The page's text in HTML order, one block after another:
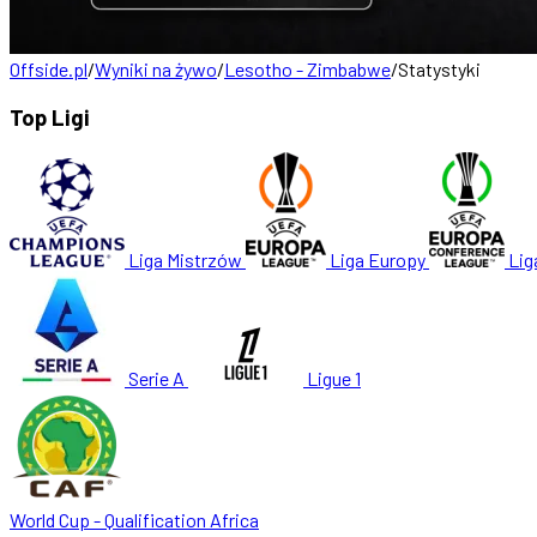
Offside.pl/Wyniki na żywo/Lesotho - Zimbabwe/Statystyki
Top Ligi
Liga Mistrzów Liga Europy
Serie A Ligue 1
World Cup - Qualification Africa